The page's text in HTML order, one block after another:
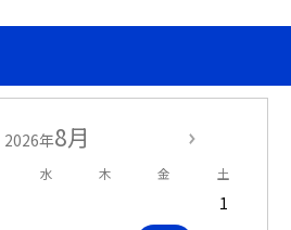
2026年8月
水 木 金 土
1